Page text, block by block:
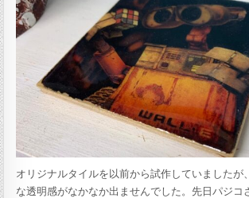
オリジナルタイルを以前から試作していましたが
な透明感がなかなか出ませんでした。先日パジコ